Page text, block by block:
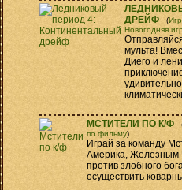
ДРЕЙФ
(
Новогодняя
мульта!
Диего и
МСТИТЕЛИ ПО К/Ф
по фильму)
Играй за команду
Америка, Железным
против злобного
осуществить